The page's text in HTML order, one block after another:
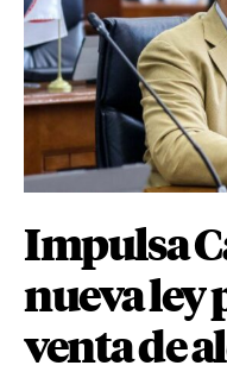
Impulsa
nueva ley
venta de